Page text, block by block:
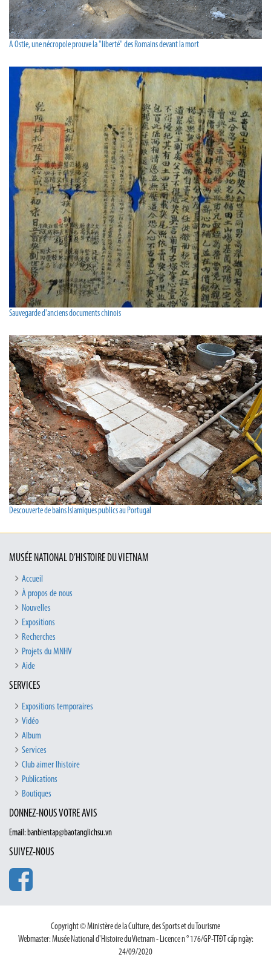
A Ostie, une nécropole prouve la "liberté" des Romains devant la mort
Sauvegarde d'anciens documents chinois
Descouverte de bains Islamiques publics au Portugal
MUSÉE NATIONAL D’HISTOIRE DU VIETNAM
Accueil
À propos de nous
Nouvelles
Expositions
Recherches
Projets du MNHV
Aide
SERVICES
Expositions temporaires
Vidéo
Album
Services
Club aimer lhistoire
Publications
Boutiques
DONNEZ-NOUS VOTRE AVIS
Email: banbientap@baotanglichsu.vn
SUIVEZ-NOUS
Copyright © Ministère de la Culture, des Sports et du Tourisme
Webmaster: Musée National d'Histoire du Vietnam - Licence n ° 176/GP-TTĐT cấp ngày:
24/09/2020